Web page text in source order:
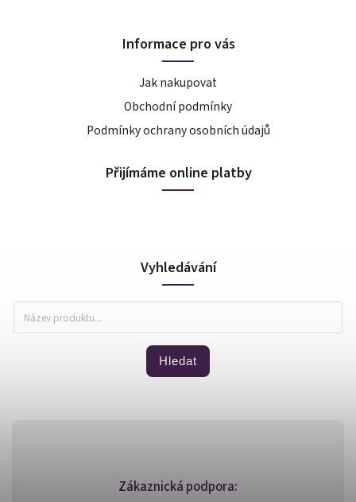
Zákaznická podpora:
Informace pro vás
Jak nakupovat
Obchodní podmínky
Podmínky ochrany osobních údajů
Přijímáme online platby
Vyhledávání
Hledat